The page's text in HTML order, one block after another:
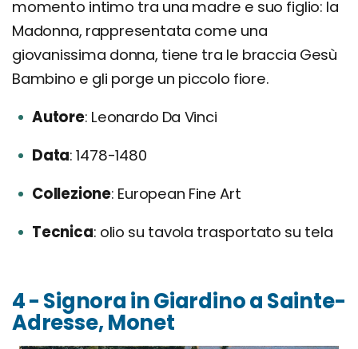
momento intimo tra una madre e suo figlio: la
Madonna, rappresentata come una
giovanissima donna, tiene tra le braccia Gesù
Bambino e gli porge un piccolo fiore.
Autore Leonardo Da Vinci
Data 1478-1480
Collezione European Fine Art
Tecnica olio su tavola trasportato su tela
4 - Signora in Giardino a Sainte-
Adresse, Monet